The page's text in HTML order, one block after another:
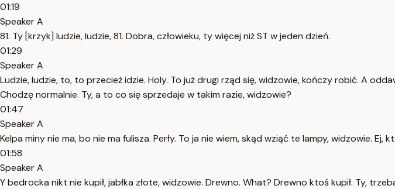
01:19
Speaker A
81. Ty [krzyk] ludzie, ludzie, 81. Dobra, człowieku, ty więcej niż ST w jeden dzień.
01:29
Speaker A
Ludzie, ludzie, to, to przecież idzie. Holy. To już drugi rząd się, widzowie, kończy robić. A
Chodzę normalnie. Ty, a to co się sprzedaje w takim razie, widzowie?
01:47
Speaker A
Kelpa miny nie ma, bo nie ma fulisza. Perły. To ja nie wiem, skąd wziąć te lampy, widzowie.
01:58
Speaker A
Y bedrocka nikt nie kupił, jabłka złote, widzowie. Drewno. What? Drewno ktoś kupił. Ty,